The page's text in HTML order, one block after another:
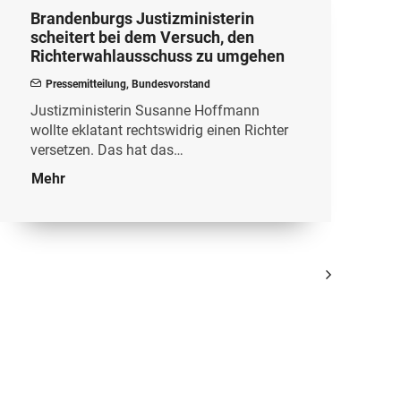
Brandenburgs Justizministerin
scheitert bei dem Versuch, den
Richterwahlausschuss zu umgehen
Pressemitteilung, Bundesvorstand
Justizministerin Susanne Hoffmann
wollte eklatant rechtswidrig einen Richter
versetzen. Das hat das…
Mehr